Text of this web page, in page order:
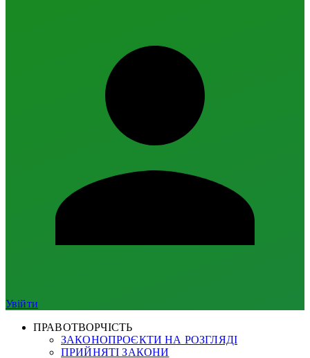
Увійти
ПРАВОТВОРЧІСТЬ
ЗАКОНОПРОЄКТИ НА РОЗГЛЯДІ
ПРИЙНЯТІ ЗАКОНИ